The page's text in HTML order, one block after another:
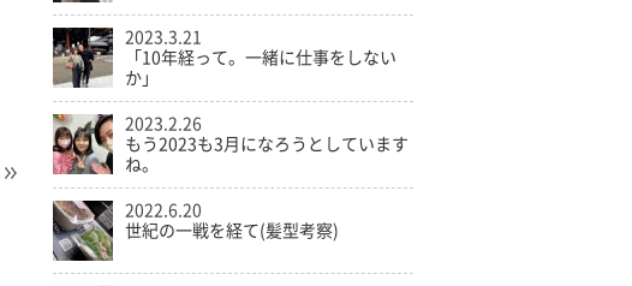
2023.3.21
「10年経って。一緒に仕事をしない
か」
2023.2.26
もう2023も3月になろうとしています
ね。
2022.6.20
世紀の一戦を経て(髪型考察)